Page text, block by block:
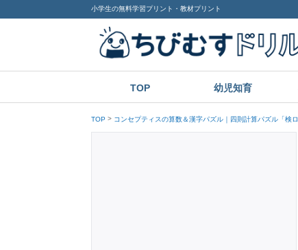
小学生の無料学習プリント・教材プリント
TOP 幼児知育
TOP コンセプティスの算数＆漢字パズル｜四則計算パズル「検